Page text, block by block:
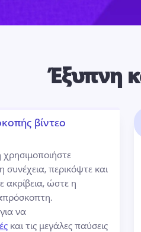
Έξυπνη
βίντεο
χρησιμοποιήστε
ακρίβεια, ώστε η
να
και τις μεγάλες παύσεις